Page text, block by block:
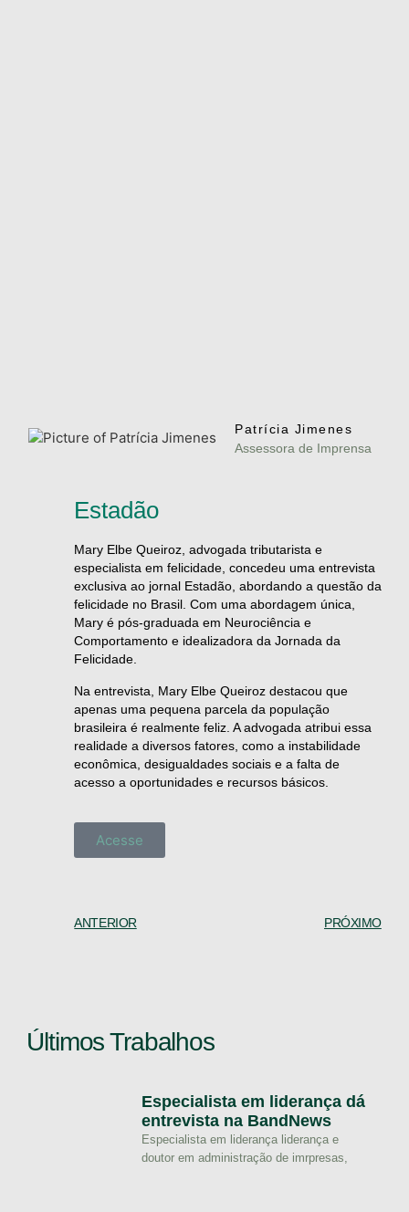
Patrícia Jimenes
Assessora de Imprensa
Estadão
Mary Elbe Queiroz, advogada tributarista e
especialista em felicidade, concedeu uma entrevista
exclusiva ao jornal Estadão, abordando a questão da
felicidade no Brasil. Com uma abordagem única,
Mary é pós-graduada em Neurociência e
Comportamento e idealizadora da Jornada da
Felicidade.
Na entrevista, Mary Elbe Queiroz destacou que
apenas uma pequena parcela da população
brasileira é realmente feliz. A advogada atribui essa
realidade a diversos fatores, como a instabilidade
econômica, desigualdades sociais e a falta de
acesso a oportunidades e recursos básicos.
Acesse
ANTERIOR PRÓXIMO
Últimos Trabalhos
Especialista em liderança dá
entrevista na BandNews
Especialista em liderança liderança e
doutor em administração de imrpresas,